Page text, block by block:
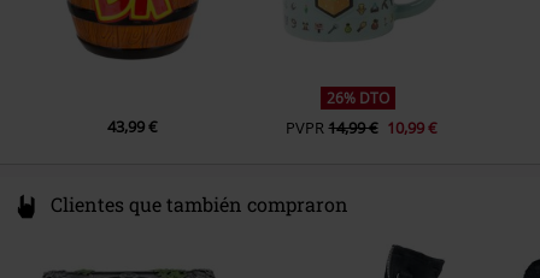
43,99 €
26% DTO
PVPR14,99 € 10,99 €
Clientes que también compraron